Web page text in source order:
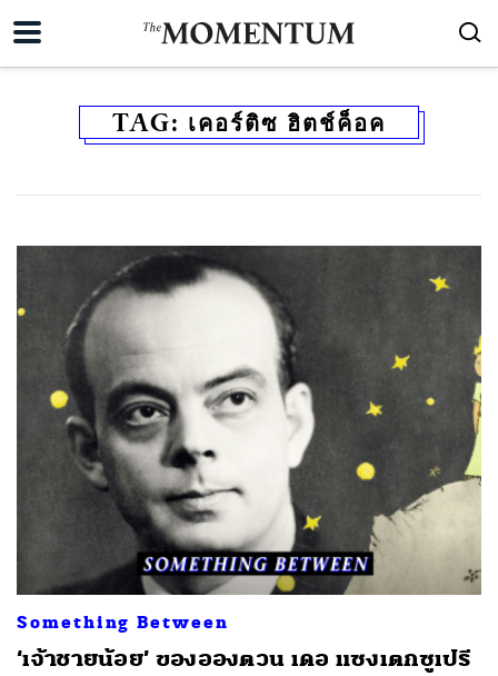
TAG: เคอร์ติซ ฮิตช์ค็อค
Something Between
‘เจ้าชายน้อย’ ของอองตวน เดอ แซงเตกซูเปรี
SHARE TWEET LINE EMAIL